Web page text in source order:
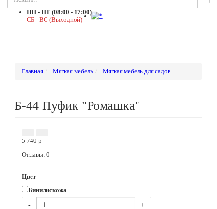
ПН - ПТ (08:00 - 17:00)
СБ - ВС (Выходной)
Главная Мягкая мебель Мягкая мебель для садов
Б-44 Пуфик "Ромашка"
5 740 p
Отзывы: 0
Цвет
Винилискожа
- +